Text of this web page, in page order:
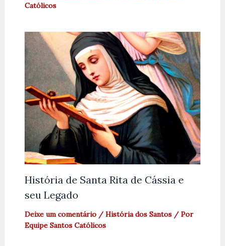
Católicos
História de Santa Rita de Cássia e
seu Legado
Deixe um comentário / História dos Santos/ Por
Equipe Santos Católicos